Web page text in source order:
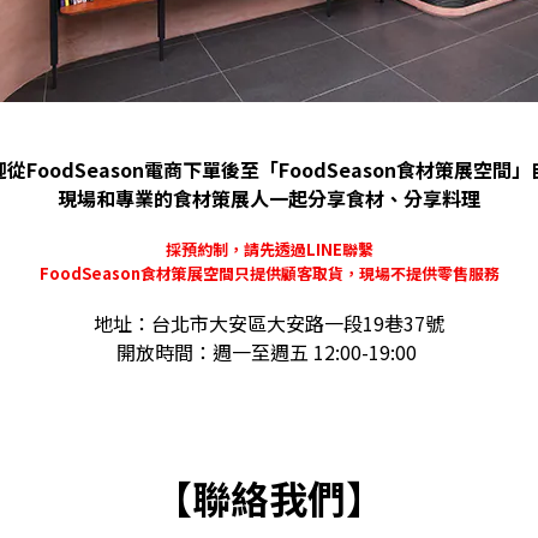
從FoodSeason電商下單後至「FoodSeason食材策展空間」
現場和專業的食材策展人一起分享食材、分享料理
採預約制，請先透過LINE聯繫
FoodSeason食材策展空間只提供顧客取貨，現場不提供零售服務
地址：台北市大安區大安路一段19巷37號
開放時間： 週一至週五 12:00-19:00
【聯絡我們】